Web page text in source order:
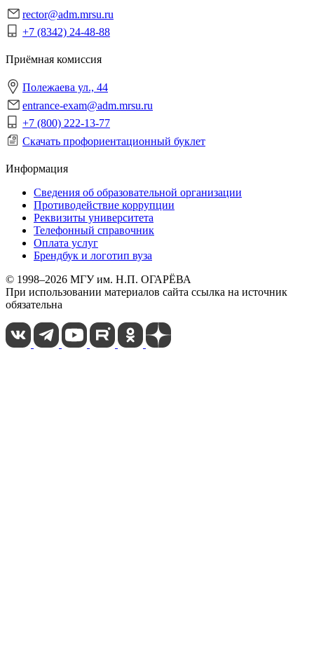
rector@adm.mrsu.ru
+7 (8342) 24-48-88
Приёмная комиссия
Полежаева ул., 44
entrance-exam@adm.mrsu.ru
+7 (800) 222-13-77
Скачать профориентационный буклет
Информация
Сведения об образовательной организации
Противодействие коррупции
Реквизиты университета
Телефонный справочник
Оплата услуг
Брендбук и логотип вуза
© 1998–2026 МГУ им. Н.П. ОГАРЁВА
При использовании материалов сайта ссылка на источник
обязательна